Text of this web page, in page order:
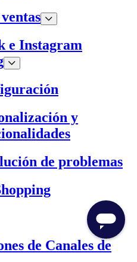
e Instagram
y
de problemas
de Canales de